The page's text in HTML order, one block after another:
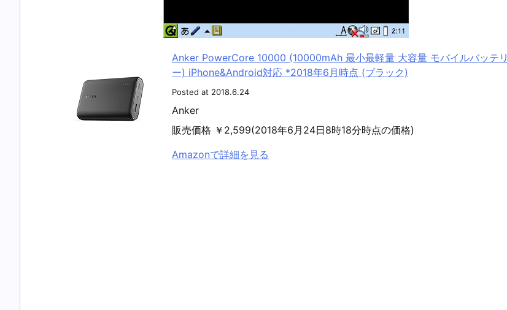
Anker PowerCore 10000 (10000mAh 最小最軽量 大容量 モバイルバッテリ
ー) iPhone&Android対応 *2018年6月時点 (ブラック)
Posted at 2018.6.24
Anker
販売価格 ￥2,599(2018年6月24日8時18分時点の価格)
Amazonで詳細を見る